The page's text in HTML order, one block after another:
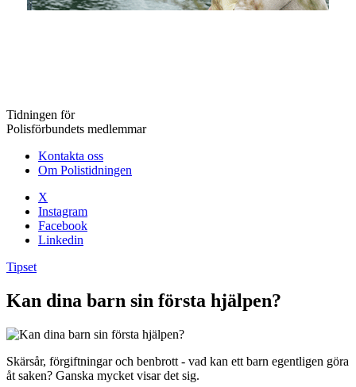
Tidningen för
Polisförbundets medlemmar
Kontakta oss
Om Polistidningen
X
Instagram
Facebook
Linkedin
Tipset
Kan dina barn sin första hjälpen?
Skärsår, förgiftningar och benbrott - vad kan ett barn egentligen göra
åt saken? Ganska mycket visar det sig.